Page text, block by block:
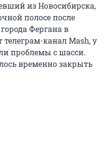
из Новосибирска,
полосе после
Фергана в
телеграм-канал Mash, у
проблемы с шасси.
временно закрыть